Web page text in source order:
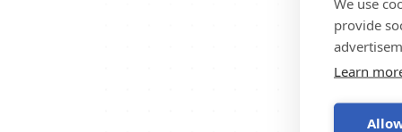
provide
Learn